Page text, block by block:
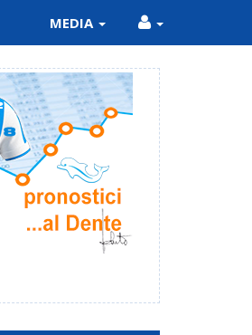
MEDIA